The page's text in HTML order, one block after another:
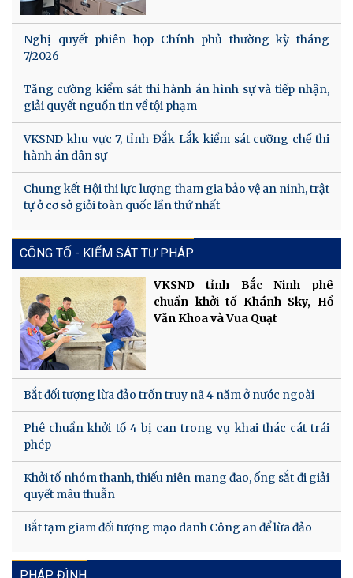
Nghị quyết phiên họp Chính phủ thường kỳ tháng
7/2026
Tăng cường kiểm sát thi hành án hình sự và tiếp nhận,
giải quyết nguồn tin về tội phạm
VKSND khu vực 7, tỉnh Đắk Lắk kiểm sát cưỡng chế thi
hành án dân sự
Chung kết Hội thi lực lượng tham gia bảo vệ an ninh, trật
tự ở cơ sở giỏi toàn quốc lần thứ nhất
CÔNG TỐ - KIỂM SÁT TƯ PHÁP
VKSND tỉnh Bắc Ninh phê
chuẩn khởi tố Khánh Sky, Hồ
Văn Khoa và Vua Quạt
Bắt đối tượng lừa đảo trốn truy nã 4 năm ở nước ngoài
Phê chuẩn khởi tố 4 bị can trong vụ khai thác cát trái
phép
Khởi tố nhóm thanh, thiếu niên mang đao, ống sắt đi giải
quyết mâu thuẫn
Bắt tạm giam đối tượng mạo danh Công an để lừa đảo